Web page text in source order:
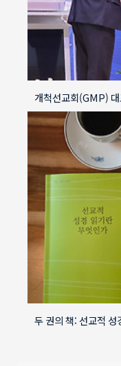
개척선교회(GMP)
두 권의 책: 선교적